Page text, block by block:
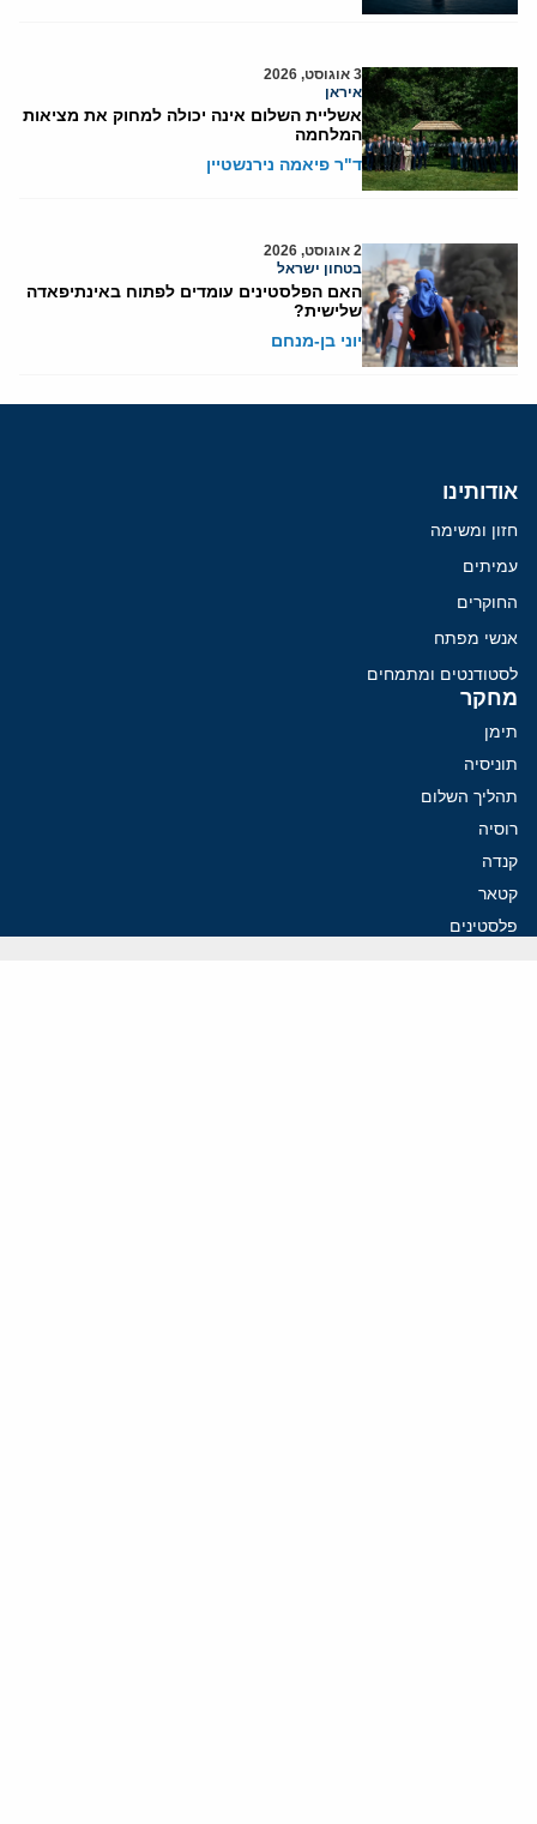
3 אוגוסט, 2026
איראן
אשליית השלום אינה יכולה למחוק את מציאות
המלחמה
ד"ר פיאמה נירנשטיין
2 אוגוסט, 2026
בטחון ישראל
האם הפלסטינים עומדים לפתוח באינתיפאדה
שלישית?
יוני בן-מנחם
אודותינו
חזון ומשימה
עמיתים
החוקרים
אנשי מפתח
לסטודנטים ומתמחים
מחקר
תימן
תוניסיה
תהליך השלום
רוסיה
קנדה
קטאר
פלסטינים